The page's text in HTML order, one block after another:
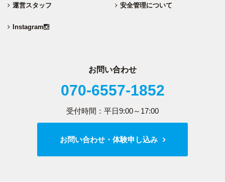
運営スタッフ 安全管理について
Instagram
お問い合わせ
070-6557-1852
受付時間：平日9:00～17:00
お問い合わせ・体験申し込み